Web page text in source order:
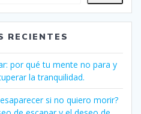
RECIENTES
por qué tu mente no para y
la tranquilidad.
si no quiero morir?